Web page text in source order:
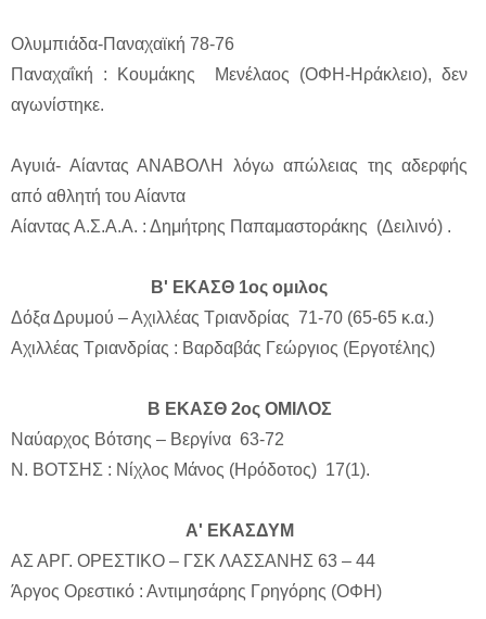
Ολυμπιάδα-Παναχαϊκή 78-76
Παναχαΐκή : Κουμάκης Μενέλαος (ΟΦΗ-Ηράκλειο), δεν
αγωνίστηκε.
Αγυιά- Αίαντας ΑΝΑΒΟΛΗ λόγω απώλειας της αδερφής
από αθλητή του Αίαντα
Αίαντας Α.Σ.Α.Α. : Δημήτρης Παπαμαστοράκης (Δειλινό) .
Β' ΕΚΑΣΘ 1ος ομιλος
Δόξα Δρυμού – Αχιλλέας Τριανδρίας 71-70 (65-65 κ.α.)
Αχιλλέας Τριανδρίας : Βαρδαβάς Γεώργιος (Εργοτέλης)
Β ΕΚΑΣΘ 2ος ΟΜΙΛΟΣ
Ναύαρχος Βότσης – Βεργίνα 63-72
Ν. ΒΟΤΣΗΣ : Νίχλος Μάνος (Ηρόδοτος) 17(1).
Α' ΕΚΑΣΔΥΜ
ΑΣ ΑΡΓ. ΟΡΕΣΤΙΚΟ – ΓΣΚ ΛΑΣΣΑΝΗΣ 63 – 44
Άργος Ορεστικό : Αντιμησάρης Γρηγόρης (ΟΦΗ)